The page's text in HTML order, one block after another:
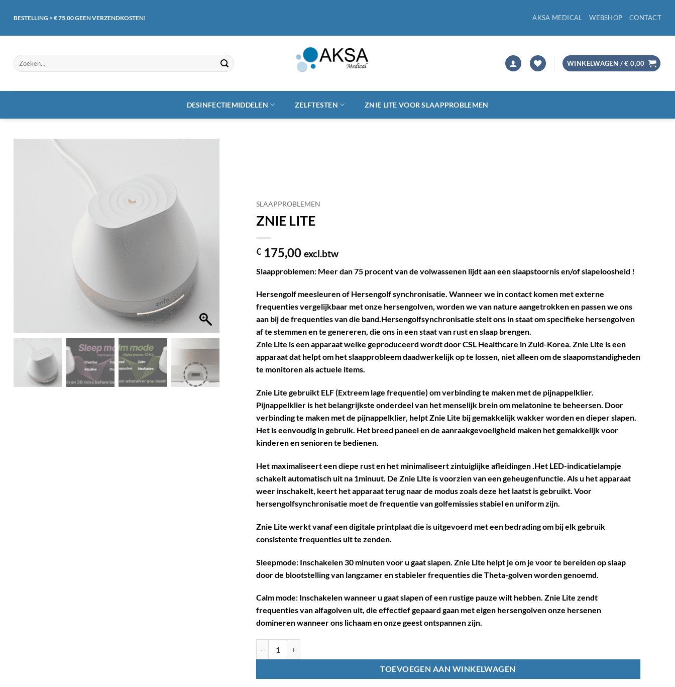
naarBESTELLING > € 75,00 GEEN VERZENDKOSTEN! AKSA MEDICAL WEBSHOP CONTACT
Zoeken
naar:
WINKELWAGEN /€ 0,00
DESINFECTIEMIDDELEN ZELFTESTEN ZNIE LITE VOOR SLAAPPROBLEMEN
SLAAPPROBLEMEN
ZNIE LITE
€175,00 excl.btw
Slaapproblemen: Meer dan 75 procent van de volwassenen lijdt aan een slaapstoornis en/of slapeloosheid !
Hersengolf meesleuren of Hersengolf synchronisatie. Wanneer we in contact komen met externe
frequenties vergelijkbaar met onze hersengolven, worden we van nature aangetrokken en passen we ons
aan bij de frequenties van die band.Hersengolfsynchronisatie stelt ons in staat om specifieke hersengolven
af te stemmen en te genereren, die ons in een staat van rust en slaap brengen.
Znie Lite is een apparaat welke geproduceerd wordt door CSL Healthcare in Zuid-Korea. Znie Lite is een
apparaat dat helpt om het slaapprobleem daadwerkelijk op te lossen, niet alleen om de slaapomstandigheden
te monitoren als actuele items.
Znie Lite gebruikt ELF (Extreem lage frequentie) om verbinding te maken met de pijnappelklier.
Pijnappelklier is het belangrijkste onderdeel van het menselijk brein om melatonine te beheersen. Door
verbinding te maken met de pijnappelklier, helpt Znie Lite bij gemakkelijk wakker worden en dieper slapen.
Het is eenvoudig in gebruik. Het breed paneel en de aanraakgevoeligheid maken het gemakkelijk voor
kinderen en senioren te bedienen.
Het maximaliseert een diepe rust en het minimaliseert zintuiglijke afleidingen .Het LED-indicatielampje
schakelt automatisch uit na 1minuut. De Znie LIte is voorzien van een geheugenfunctie. Als u het apparaat
weer inschakelt, keert het apparaat terug naar de modus zoals deze het laatst is gebruikt. Voor
hersengolfsynchronisatie moet de frequentie van golfemissies stabiel en uniform zijn.
Znie Lite werkt vanaf een digitale printplaat die is uitgevoerd met een bedrading om bij elk gebruik
consistente frequenties uit te zenden.
Sleepmode: Inschakelen 30 minuten voor u gaat slapen. Znie Lite helpt je om je voor te bereiden op slaap
door de blootstelling van langzamer en stabieler frequenties die Theta-golven worden genoemd.
Calm mode: Inschakelen wanneer u gaat slapen of een rustige pauze wilt hebben. Znie Lite zendt
frequenties van alfagolven uit, die effectief gepaard gaan met eigen hersengolven onze hersenen
domineren wanneer ons lichaam en onze geest ontspannen zijn.
TOEVOEGEN AAN WINKELWAGEN